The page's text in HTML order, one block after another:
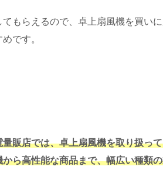
もらえるので、卓上扇風機を買い
です。
販店では、卓上扇風機を取り扱っ
ら高性能な商品まで、幅広い種類